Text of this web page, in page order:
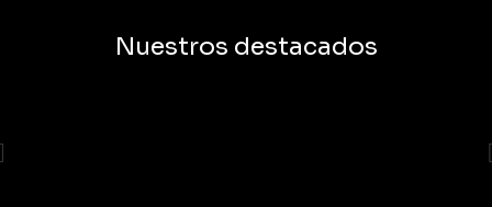
Nuestros destacados